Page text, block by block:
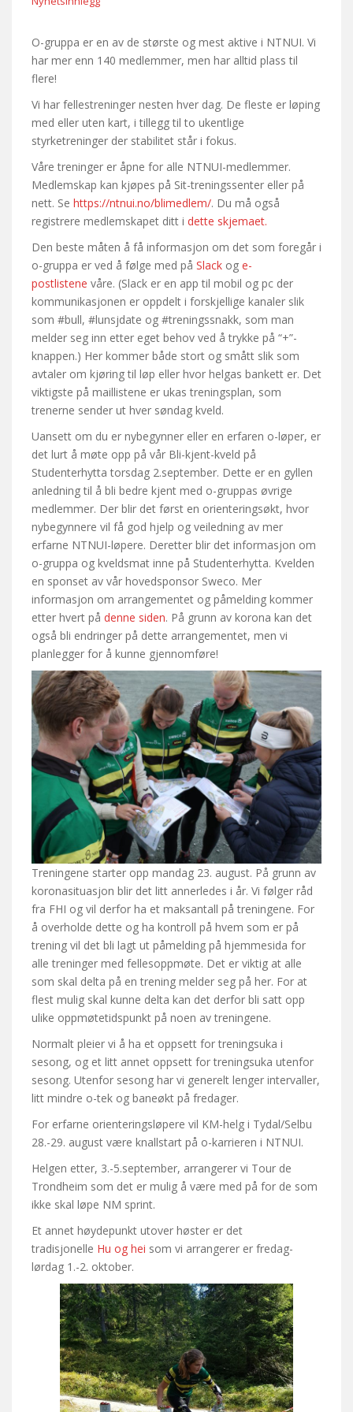
O-gruppa er en av de største og mest aktive i NTNUI. Vi
har mer enn 140 medlemmer, men har alltid plass til
flere!
Vi har fellestreninger nesten hver dag. De fleste er løping
med eller uten kart, i tillegg til to ukentlige
styrketreninger der stabilitet står i fokus.
Våre treninger er åpne for alle NTNUI-medlemmer.
Medlemskap kan kjøpes på Sit-treningssenter eller på
nett. Se https://ntnui.no/blimedlem/. Du må også
registrere medlemskapet ditt i dette skjemaet.
Den beste måten å få informasjon om det som foregår i
o-gruppa er ved å følge med på Slack og e-
postlistene våre. (Slack er en app til mobil og pc der
kommunikasjonen er oppdelt i forskjellige kanaler slik
som #bull, #lunsjdate og #treningssnakk, som man
melder seg inn etter eget behov ved å trykke på “+”-
knappen.) Her kommer både stort og smått slik som
avtaler om kjøring til løp eller hvor helgas bankett er. Det
viktigste på maillistene er ukas treningsplan, som
trenerne sender ut hver søndag kveld.
Uansett om du er nybegynner eller en erfaren o-løper, er
det lurt å møte opp på vår Bli-kjent-kveld på
Studenterhytta torsdag 2.september. Dette er en gyllen
anledning til å bli bedre kjent med o-gruppas øvrige
medlemmer. Der blir det først en orienteringsøkt, hvor
nybegynnere vil få god hjelp og veiledning av mer
erfarne NTNUI-løpere. Deretter blir det informasjon om
o-gruppa og kveldsmat inne på Studenterhytta. Kvelden
en sponset av vår hovedsponsor Sweco. Mer
informasjon om arrangementet og påmelding kommer
etter hvert på denne siden. På grunn av korona kan det
også bli endringer på dette arrangementet, men vi
planlegger for å kunne gjennomføre!
Treningene starter opp mandag 23. august. På grunn av
koronasituasjon blir det litt annerledes i år. Vi følger råd
fra FHI og vil derfor ha et maksantall på treningene. For
å overholde dette og ha kontroll på hvem som er på
trening vil det bli lagt ut påmelding på hjemmesida for
alle treninger med fellesoppmøte. Det er viktig at alle
som skal delta på en trening melder seg på her. For at
flest mulig skal kunne delta kan det derfor bli satt opp
ulike oppmøtetidspunkt på noen av treningene.
Normalt pleier vi å ha et oppsett for treningsuka i
sesong, og et litt annet oppsett for treningsuka utenfor
sesong. Utenfor sesong har vi generelt lenger intervaller,
litt mindre o-tek og baneøkt på fredager.
For erfarne orienteringsløpere vil KM-helg i Tydal/Selbu
28.-29. august være knallstart på o-karrieren i NTNUI.
Helgen etter, 3.-5.september, arrangerer vi Tour de
Trondheim som det er mulig å være med på for de som
ikke skal løpe NM sprint.
Et annet høydepunkt utover høster er det
tradisjonelle Hu og hei som vi arrangerer er fredag-
lørdag 1.-2. oktober.